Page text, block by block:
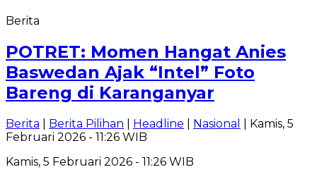
Berita
POTRET: Momen Hangat Anies
Baswedan Ajak “Intel” Foto
Bareng di Karanganyar
Berita Berita Pilihan Headline Nasional
| Kamis, 5
Februari 2026 - 11:26 WIB
Kamis, 5 Februari 2026 - 11:26 WIB